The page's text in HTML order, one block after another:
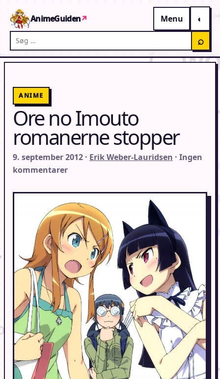
AnimeGuiden↗
Menu
Søg på AnimeGuiden
⌕
ANIME
Ore no Imouto
romanerne stopper
9. september 2012 · Erik Weber-Lauridsen · Ingen
kommentarer